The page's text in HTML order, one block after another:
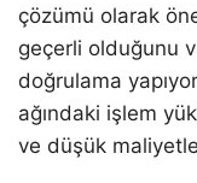
çözümü olarak
geçerli olduğunu
doğrulama
ağındaki işlem
ve düşük